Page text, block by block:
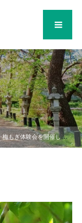
梅もぎ体験会を開催しました